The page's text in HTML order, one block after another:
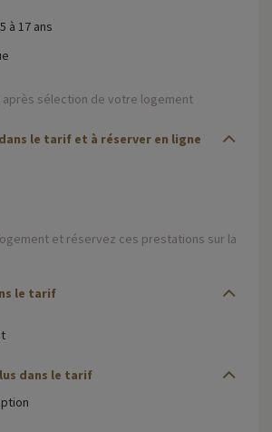
à 17 ans
sélection de votre logement
le tarif et à réserver en ligne
et réservez ces prestations sur la
le tarif
dans le tarif